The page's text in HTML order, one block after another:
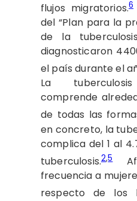
flujos migratorios.6
del “Plan para la
de la
diagnosticaron
el país durante el
La
comprende
de todas las
en concreto, la
complica del 1 al
tuberculosis.2,5
frecuencia a
respecto de los